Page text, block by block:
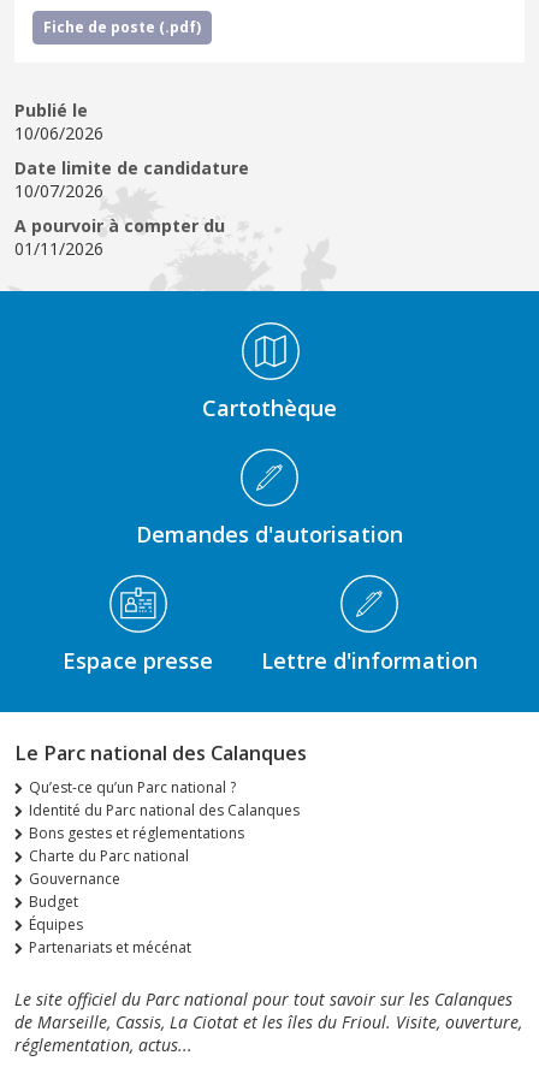
Fiche de poste (.pdf)
Publié le
10/06/2026
Date limite de candidature
10/07/2026
A pourvoir à compter du
01/11/2026
Cartothèque
Demandes d'autorisation
Espace presse Lettre d'information
Le Parc national des Calanques
Qu’est-ce qu’un Parc national ?
Identité du Parc national des Calanques
Bons gestes et réglementations
Charte du Parc national
Gouvernance
Budget
Équipes
Partenariats et mécénat
Le site officiel du Parc national pour tout savoir sur les Calanques
de Marseille, Cassis, La Ciotat et les îles du Frioul. Visite, ouverture,
réglementation, actus...